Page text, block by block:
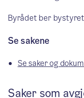
Byrådet ber
Se sakene
Se saker og
Saker som